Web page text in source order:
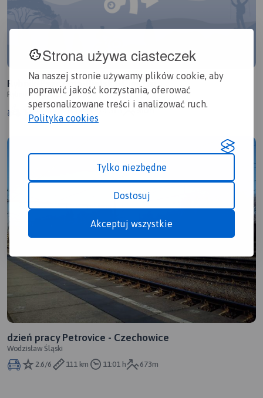
Strona używa ciasteczek
Na naszej stronie używamy plików cookie, aby
poprawić jakość korzystania, oferować
spersonalizowane treści i analizować ruch.
Polityka cookies
Tylko niezbędne
Dostosuj
Akceptuj wszystkie
Rybnik-Pszczyna-Bielsko-Cieszyn
Rybnik, Pszczyna, Cieszyn
dzień pracy Petrovice - Czechowice
Wodzisław Śląski
2.6/6
111 km 11:01 h 673m